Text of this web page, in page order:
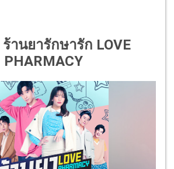
ร้านยารักษารัก LOVE
PHARMACY